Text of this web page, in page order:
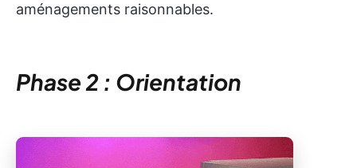
aménagements raisonnables.
Phase 2 : Orientation